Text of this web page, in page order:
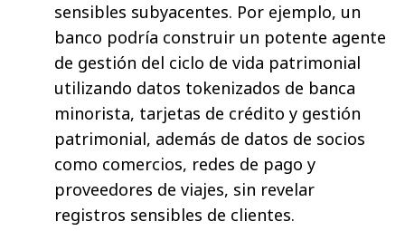
sensibles subyacentes. Por ejemplo, un
banco podría construir un potente agente
de gestión del ciclo de vida patrimonial
utilizando datos tokenizados de banca
minorista, tarjetas de crédito y gestión
patrimonial, además de datos de socios
como comercios, redes de pago y
proveedores de viajes, sin revelar
registros sensibles de clientes.